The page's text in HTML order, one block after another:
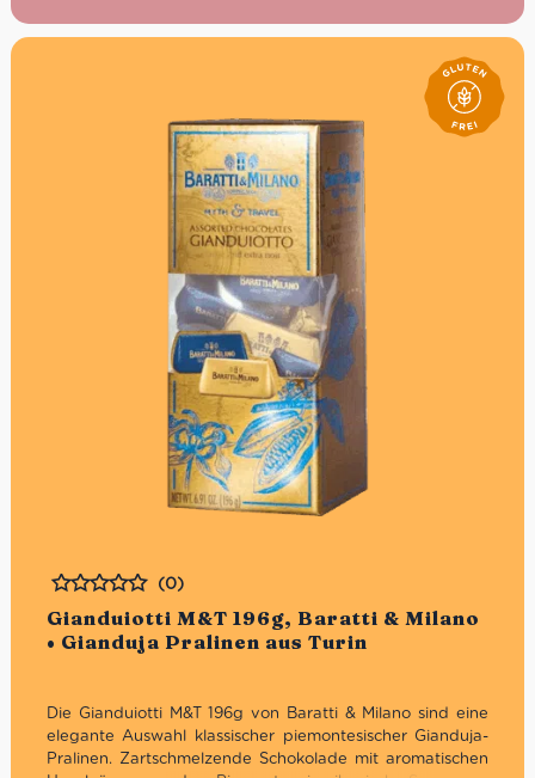
Gianduiotti M&T 196g, Baratti & Milano
• Gianduja Pralinen aus Turin
Bewertet
(0)
Die Gianduiotti M&T 196g von Baratti & Milano sind eine
elegante Auswahl klassischer piemontesischer Gianduja-
Pralinen. Zartschmelzende Schokolade mit aromatischen